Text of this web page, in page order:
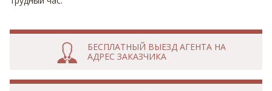
БЕСПЛАТНЫЙ ВЫЕЗД АГЕНТА НА
АДРЕС ЗАКАЗЧИКА